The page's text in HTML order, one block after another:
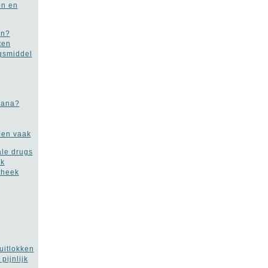
en
vaak
drugs
pijnlijk